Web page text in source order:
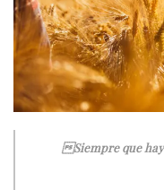
Siempre que